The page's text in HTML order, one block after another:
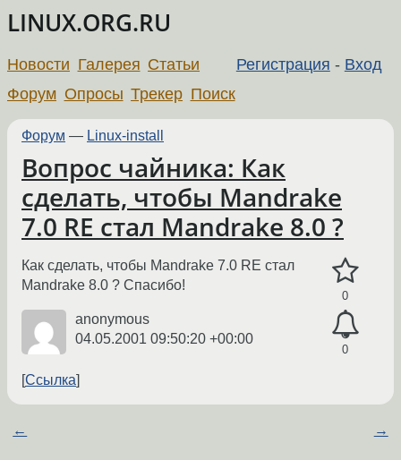
LINUX.ORG.RU
Регистрация - Вход
Новости Галерея Статьи
Форум Опросы Трекер Поиск
Форум — Linux-install
Вопрос чайника: Как
сделать, чтобы Mandrake
7.0 RE стал Mandrake 8.0 ?
0
0
Как сделать, чтобы Mandrake 7.0 RE стал
Mandrake 8.0 ? Спасибо!
anonymous
04.05.2001 09:50:20 +00:00
Ссылка
← →